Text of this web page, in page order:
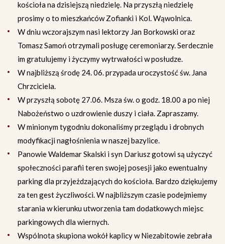
kościoła na dzisiejszą niedzielę. Na przyszłą niedzielę
prosimy o to mieszkańców Zofianki i Kol. Wąwolnica.
W dniu wczorajszym nasi lektorzy Jan Borkowski oraz
Tomasz Samoń otrzymali posługę ceremoniarzy. Serdecznie
im gratulujemy i życzymy wytrwałości w posłudze.
W najbliższą środę 24. 06. przypada uroczystość św. Jana
Chrzciciela.
W przyszłą sobotę 27.06. Msza św. o godz. 18.00 a po niej
Nabożeństwo o uzdrowienie duszy i ciała. Zapraszamy.
W minionym tygodniu dokonaliśmy przeglądu i drobnych
modyfikacji nagłośnienia w naszej bazylice.
Panowie Waldemar Skalski i syn Dariusz gotowi są użyczyć
społeczności parafii teren swojej posesji jako ewentualny
parking dla przyjeżdzających do kościoła. Bardzo dziękujemy
za ten gest życzliwości. W najbliższym czasie podejmiemy
starania w kierunku utworzenia tam dodatkowych miejsc
parkingowych dla wiernych.
Wspólnota skupiona wokół kaplicy w Niezabitowie zebrała